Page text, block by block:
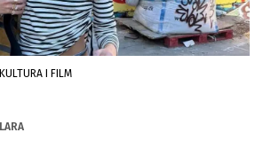
/ KULTURA I FILM